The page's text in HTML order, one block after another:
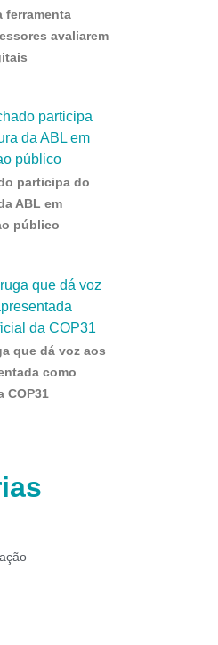
ferramenta
avaliarem
participa do
ABL em
público
que dá voz aos
como
COP31